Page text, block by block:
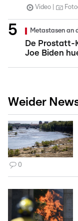
Video
Metastasen an
De Prostatt-
Joe Biden
Weider
0